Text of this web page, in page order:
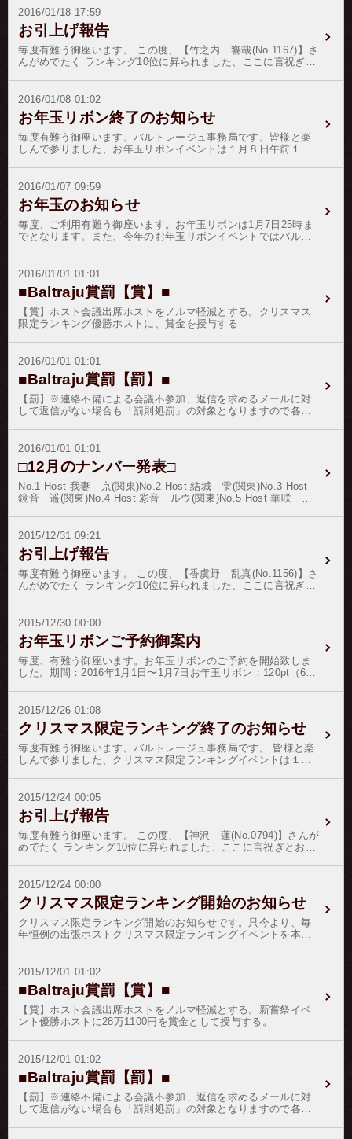
とされ、周代になると十一月を正月、秦代になり十月を瑞月と
した。前漢の武帝の代に行われた太初改暦の際に夏暦の元月を
正月に定められ、それは清滅亡まで続いた。三賢台（ＴＯＰ
３）のホストさんには益々のご健勝とご健康をお祈り申し上
げ、春節の記念品をご郵送致します。※２月１３日〜１４日迄
バレンタイン限定ランキングイベントを開催いたします。※ノ
在、所属人数７０名前後をボーダーラインとして、ノルマ未達
成者の成績達成率の悪い順から適応致しております。皆様のい
っそうのご発展とご活躍をお祈りいたしております。
証として、 【倖田 南(No.1168)】さんをゴールド階級に昇格致
します。 お客様各位には、変わらぬご愛顧のほどを御願い申し
上げます。
2016/01/18 17:59
お引上げ報告
毎度有難う御座います。 この度、【竹之内 響哉(No.1167)】さ
んがめでたく ランキング10位に昇られました、ここに言祝ぎと
日の証として、 【竹之内 響哉(No.1167)】さんをゴールド階級
に昇格致します。 お客様各位には、変わらぬご愛顧のほどを御
願い申し上げます。
2016/01/08 01:02
お年玉リボン終了のお知らせ
毎度有難う御座います。バルトレージュ事務局です。皆様と楽
しんで参りました、お年玉リボンイベントは１月８日午前１時
勝ホストさんは、鏡音遥さんでした。
2016/01/07 09:59
お年玉のお知らせ
毎度、ご利用有難う御座います。お年玉リボンは1月7日25時ま
でとなります。また、今年のお年玉リボンイベントではバルト
すようお祈り申し上げます。
2016/01/01 01:01
■Baltraju賞罰【賞】■
【賞】ホスト会議出席ホストをノルマ軽減とする。クリスマス
限定ランキング優勝ホストに、賞金を授与する
2016/01/01 01:01
■Baltraju賞罰【罰】■
【罰】※連絡不備による会議不参加、返信を求めるメールに対
して返信がない場合も「罰則処罰」の対象となりますので各
2016/01/01 01:01
□12月のナンバー発表□
No.1 Host 我妻 京(関東)No.2 Host 結城 雫(関東)No.3 Host
鏡音 遥(関東)No.4 Host 彩音 ルウ(関東)No.5 Host 華咲 優
東)No.10 Host 美月 優吾(関東)初春の候、ますますご健勝のこ
ととお慶び申し上げます。2016年が皆様にとって、更なる飛躍
の歳でありますよう、お祈り申し上げます。正月は、各暦の年
初のことである。文化的には旧年が無事に終わった事と新年を
祝う行事とされております。三賢台（ＴＯＰ３）のホストさん
には益々のご健勝とご健康をお祈り申し上げ、新春の記念品を
ご郵送致します。※１月１日〜７日迄お年玉リボンを開催いた
します。※ノルマ未達成者の降格処分は、いきなりの降格の前
にホストへの「メール確認」過程を追加致します。※ノルマ制
降格処分は現在、所属人数７０名前後をボーダーラインとし
て、ノルマ未達成者の成績達成率の悪い順から適応致しており
ます。今年もご幸多ありますようお祈り申し上げます。
2015/12/31 09:21
お引上げ報告
毎度有難う御座います。 この度、【香虞野 乱真(No.1156)】さ
んがめでたく ランキング10位に昇られました、ここに言祝ぎと
日の証として、 【香虞野 乱真(No.1156)】さんをゴールド階級
に昇格致します。 お客様各位には、変わらぬご愛顧のほどを御
願い申し上げます。
2015/12/30 00:00
お年玉リボンご予約御案内
毎度、有難う御座います。お年玉リボンのご予約を開始致しま
した。期間：2016年1月1日〜1月7日お年玉リボン：120pt（60
2015/12/26 01:08
クリスマス限定ランキング終了のお知らせ
毎度有難う御座います。バルトレージュ事務局です。 皆様と楽
しんで参りました、クリスマス限定ランキングイベントは１２
御座いました。 それでは、結果発表と参ります。 優勝 我妻
京さん ２位 島田 龍一さん３位 彩音 ルウさん４位 結
城 雫さん５位 鏡音 遥さん６位 華咲 優雅さん７位 神
沢 蓮さん８位 香虞野 乱真さん９位 日比野 真琴さん10
位 美月 優吾さん 以上 確定致しました。
2015/12/24 00:05
お引上げ報告
毎度有難う御座います。 この度、【神沢 蓮(No.0794)】さんが
めでたく ランキング10位に昇られました、ここに言祝ぎとお祝
証として、 【神沢 蓮(No.0794)】さんをゴールド階級に昇格致
します。 お客様各位には、変わらぬご愛顧のほどを御願い申し
上げます。
2015/12/24 00:00
クリスマス限定ランキング開始のお知らせ
クリスマス限定ランキング開始のお知らせです。只今より、毎
年恒例の出張ホストクリスマス限定ランキングイベントを本年
グとは異なり２日間限定のクリスマスリボンだけがランキング
の対象となっており、ランキングポイントに応じてクリスマス
ツリーの飾り付けが豪華になっていきます。この２日間限定の
聖なる記念日に、お気に入りの出張ホストさんを応援してくだ
さい。イベント：１２月２４日午前０時〜２６日午前１時まで
付与ポイント：１２０pt／６０日間有効（銀行振込の場合は１３
２pt）優勝ホストには、個人イベント売上の還元率を＋３０％を
成績をあげられたホストさんに、ヘッセン王朝直営のシャトー
で造られ、故ダイアナ妃が愛されたイギリス宮廷晩餐会で使用
されたイギリス王室御用達のワインを贈呈します。クリスマス
限定リボンをプレゼントして頂いた全てのお客様へオマケを差
し上げます。（出張ホストさんの元へ郵送しますので、出張ホ
2015/12/01 01:02
■Baltraju賞罰【賞】■
【賞】ホスト会議出席ホストをノルマ軽減とする。新嘗祭イベ
ント優勝ホストに28万1100円を賞金として授与する。
2015/12/01 01:02
■Baltraju賞罰【罰】■
【罰】※連絡不備による会議不参加、返信を求めるメールに対
して返信がない場合も「罰則処罰」の対象となりますので各